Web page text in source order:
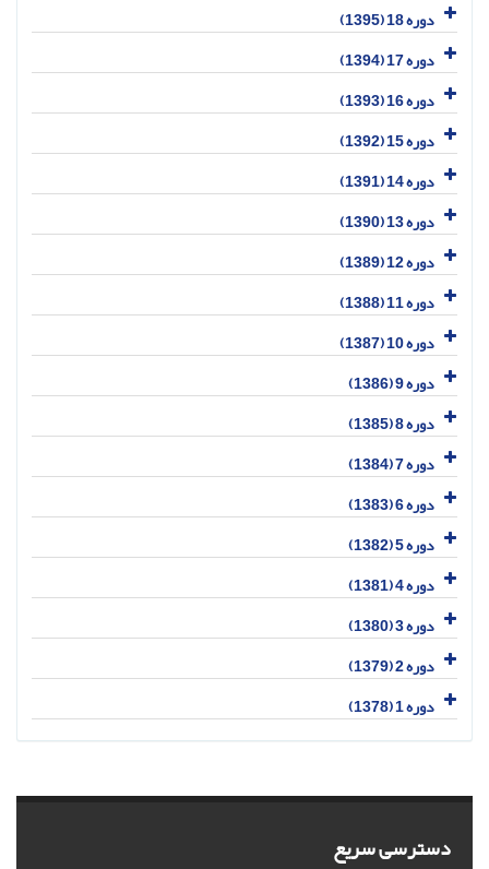
دوره 18 (1395)
دوره 17 (1394)
دوره 16 (1393)
دوره 15 (1392)
دوره 14 (1391)
دوره 13 (1390)
دوره 12 (1389)
دوره 11 (1388)
دوره 10 (1387)
دوره 9 (1386)
دوره 8 (1385)
دوره 7 (1384)
دوره 6 (1383)
دوره 5 (1382)
دوره 4 (1381)
دوره 3 (1380)
دوره 2 (1379)
دوره 1 (1378)
دسترسی سریع